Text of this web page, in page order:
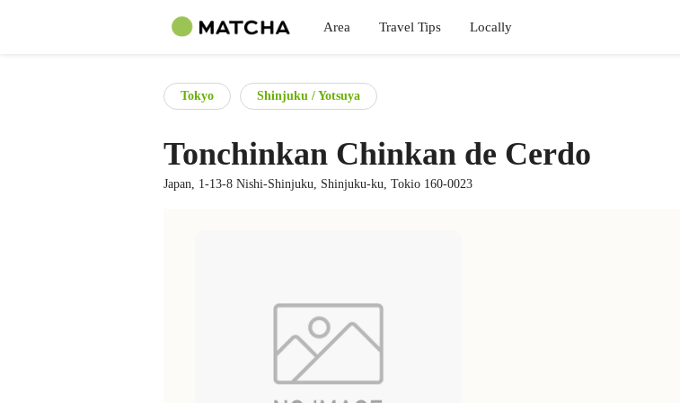
Area Travel Tips Locally
Tokyo Shinjuku / Yotsuya
Tonchinkan Chinkan de Cerdo
Japan, 1-13-8 Nishi-Shinjuku, Shinjuku-ku, Tokio 160-0023